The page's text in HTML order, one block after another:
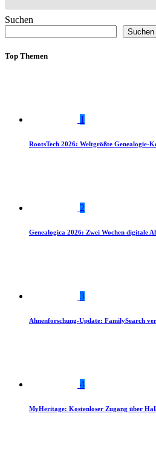
Suchen
Suchen
Top Themen
1
RootsTech 2026: Weltgrößte Genealogie-
2
Genealogica 2026: Zwei Wochen digitale
3
Ahnenforschung-Update: FamilySearch
4
MyHeritage: Kostenloser Zugang über